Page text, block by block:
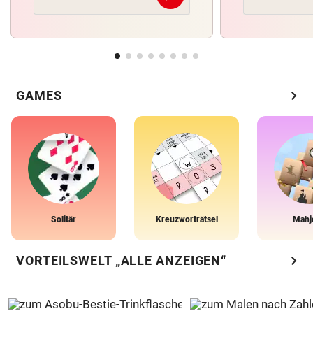
GAMES chevron_right
Solitär Kreuzworträtsel
VORTEILSWELT „ALLE ANZEIGEN“ chevron_right